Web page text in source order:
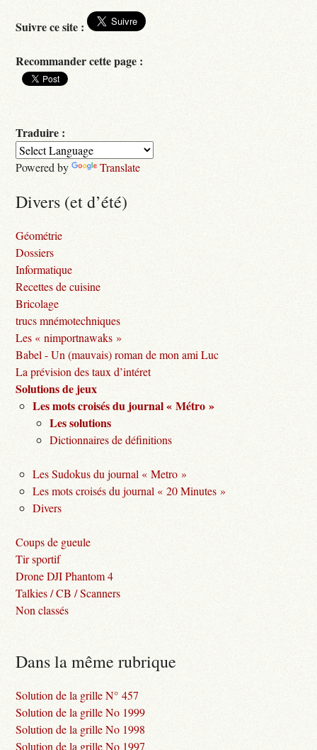
Suivre ce site :
Recommander cette page :
Traduire :
Powered by Translate
Divers (et d’été)
Géométrie
Dossiers
Informatique
Recettes de cuisine
Bricolage
trucs mnémotechniques
Les « nimportnawaks »
Babel - Un (mauvais) roman de mon ami Luc
La prévision des taux d’intéret
Solutions de jeux
Les mots croisés du journal « Métro »
Les solutions
Dictionnaires de définitions
Les Sudokus du journal « Metro »
Les mots croisés du journal « 20 Minutes »
Divers
Coups de gueule
Tir sportif
Drone DJI Phantom 4
Talkies / CB / Scanners
Non classés
Dans la même rubrique
Solution de la grille N° 457
Solution de la grille No 1999
Solution de la grille No 1998
Solution de la grille No 1997